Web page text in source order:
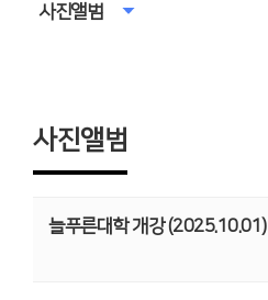
사진앨범
사진앨범
늘푸른대학 개강 (2025.10.01)